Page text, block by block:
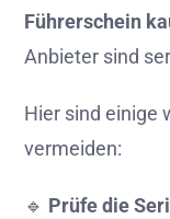
Führerschein
Anbieter sind
Hier sind einige
vermeiden:
🔹 Prüfe die